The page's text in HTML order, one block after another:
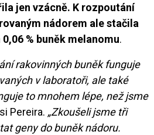
jen vzácně. K rozpoutání
nádorem ale stačila
% buněk melanomu.
rakovinných buněk funguje
v laboratoři, ale také
to mnohem lépe, než jsme
Pereira. „Zkoušeli jsme tři
geny do buněk nádoru.